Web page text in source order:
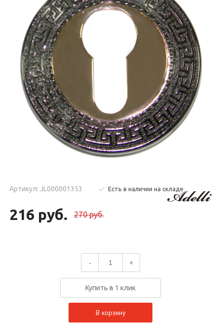
Артикул: JL000001353 Есть в наличии на складе
216 руб. 270 руб.
- +
Купить в 1 клик
В корзину